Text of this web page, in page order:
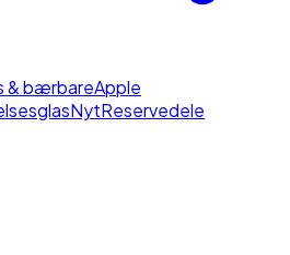
& bærbareApple
NytReservedele